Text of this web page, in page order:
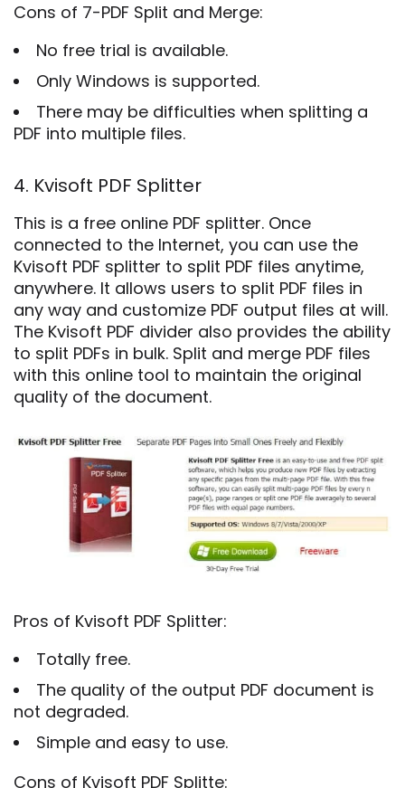
Cons of 7-PDF Split and Merge:
No free trial is available.
Only Windows is supported.
There may be difficulties when splitting a
PDF into multiple files.
4. Kvisoft PDF Splitter
This is a free online PDF splitter. Once
connected to the Internet, you can use the
Kvisoft PDF splitter to split PDF files anytime,
anywhere. It allows users to split PDF files in
any way and customize PDF output files at will.
The Kvisoft PDF divider also provides the ability
to split PDFs in bulk. Split and merge PDF files
with this online tool to maintain the original
quality of the document.
Pros of Kvisoft PDF Splitter:
Totally free.
The quality of the output PDF document is
not degraded.
Simple and easy to use.
Cons of Kvisoft PDF Splitte: